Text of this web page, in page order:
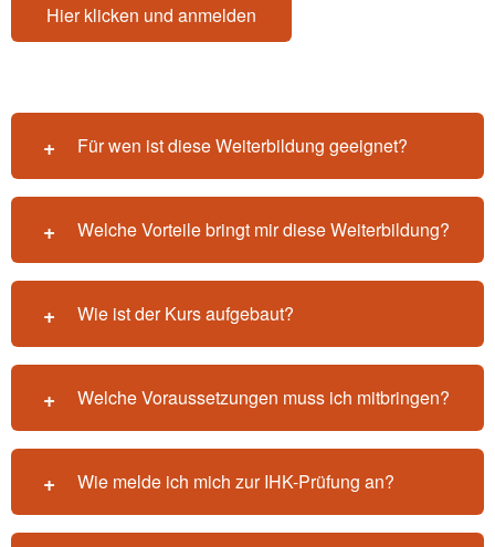
Hier klicken und anmelden
Für wen ist diese Weiterbildung geeignet?
Welche Vorteile bringt mir diese Weiterbildung?
Wie ist der Kurs aufgebaut?
Welche Voraussetzungen muss ich mitbringen?
Wie melde ich mich zur IHK-Prüfung an?